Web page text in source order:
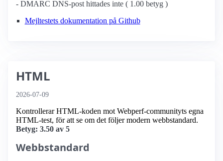
- DMARC DNS-post hittades inte ( 1.00 betyg )
Mejltestets dokumentation på Github
HTML
2026-07-09
Kontrollerar HTML-koden mot Webperf-communityts egna
HTML-test, för att se om det följer modern webbstandard.
Betyg: 3.50 av 5
Webbstandard